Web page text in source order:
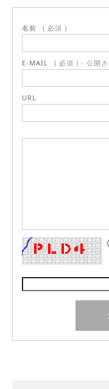
名前 ( 必須 )
E-MAIL ( 必須 ) - 公開
URL